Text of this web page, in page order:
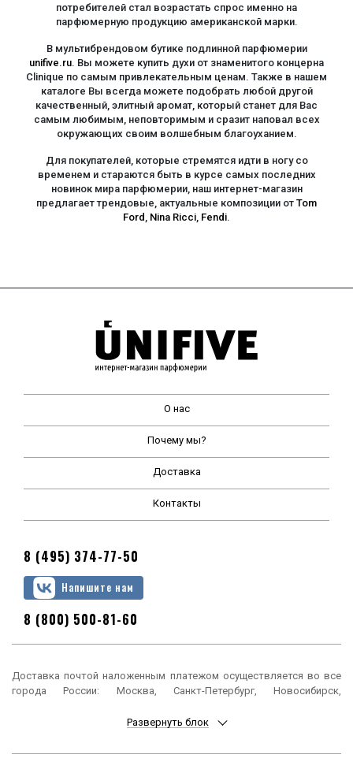
потребителей стал возрастать спрос именно на
парфюмерную продукцию американской марки.
В мультибрендовом бутике подлинной парфюмерии
unifive.ru. Вы можете купить духи от знаменитого концерна
Clinique по самым привлекательным ценам. Также в нашем
каталоге Вы всегда можете подобрать любой другой
качественный, элитный аромат, который станет для Вас
самым любимым, неповторимым и сразит наповал всех
окружающих своим волшебным благоуханием.
Для покупателей, которые стремятся идти в ногу со
временем и стараются быть в курсе самых последних
новинок мира парфюмерии, наш интернет-магазин
предлагает трендовые, актуальные композиции от Tom
Ford Nina Ricci Fendi.
О нас
Почему мы?
Доставка
Контакты
8 (495) 374-77-50
Напишите нам
8 (800) 500-81-60
Доставка почтой наложенным платежом осуществляется во все
города России: Москва, Санкт-Петербург, Новосибирск,
Ростов-на-Дону, Уфа, Красноярск, Пермь, Воронеж, Волгоград,
Развернуть блок